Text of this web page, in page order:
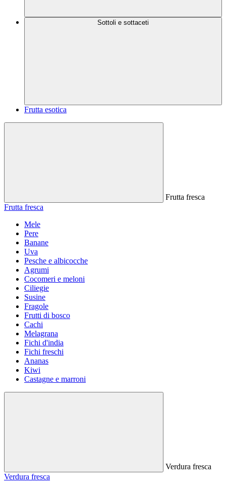
Sottoli e sottaceti
Frutta esotica
Frutta fresca
Frutta fresca
Mele
Pere
Banane
Uva
Pesche e albicocche
Agrumi
Cocomeri e meloni
Ciliegie
Susine
Fragole
Frutti di bosco
Cachi
Melagrana
Fichi d'india
Fichi freschi
Ananas
Kiwi
Castagne e marroni
Verdura fresca
Verdura fresca